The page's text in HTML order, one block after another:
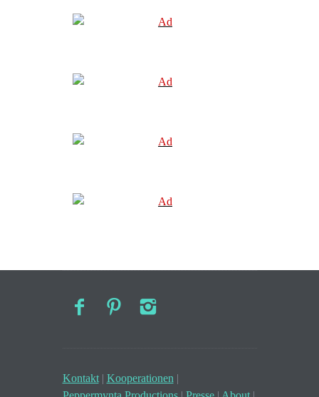
Kontakt| Kooperationen |